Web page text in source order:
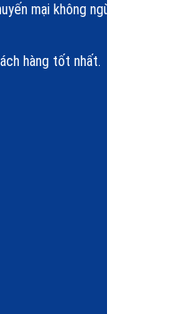
mại không ngừng.
hàng tốt nhất.